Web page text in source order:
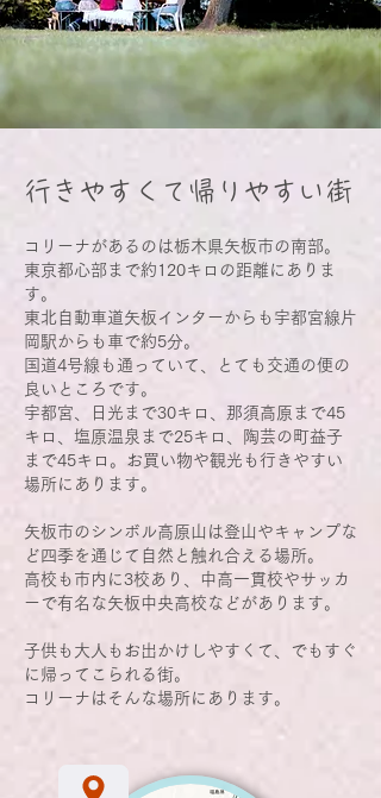
​行きやすくて帰りやすい街
​コリーナがあるのは栃木県矢板市の南部。
東京都心部まで約120キロの距離にありま
す。
東北自動車道矢板インターからも宇都宮線片
岡駅からも車で約5分。
国道4号線も通っていて、とても交通の便の
良いところです。
宇都宮、日光まで30キロ、那須高原まで45
キロ、塩原温泉まで25キロ、陶芸の町益子
まで45キロ。お買い物や観光も行きやすい
場所にあります。
矢板市のシンボル高原山は登山やキャンプな
ど四季を通じて自然と触れ合える場所。
高校も市内に3校あり、中高一貫校やサッカ
ーで有名な矢板中央高校などがあります。
子供も大人もお出かけしやすくて、でもすぐ
に帰ってこられる街。
コリーナはそんな場所にあります。